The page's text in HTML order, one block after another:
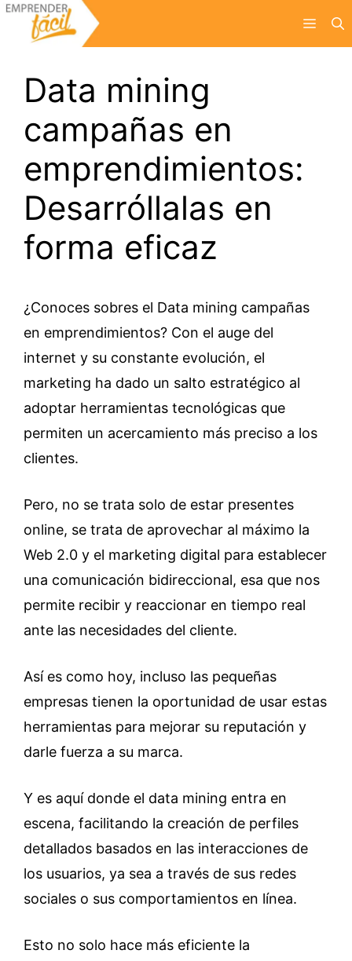
Saltar
Menú
Data mining
campañas en
emprendimientos:
Desarróllalas en
forma eficaz
¿Conoces sobres el Data mining campañas
en emprendimientos? Con el auge del
internet y su constante evolución, el
marketing ha dado un salto estratégico al
adoptar herramientas tecnológicas que
permiten un acercamiento más preciso a los
clientes.
Pero, no se trata solo de estar presentes
online, se trata de aprovechar al máximo la
Web 2.0 y el marketing digital para establecer
una comunicación bidireccional, esa que nos
permite recibir y reaccionar en tiempo real
ante las necesidades del cliente.
Así es como hoy, incluso las pequeñas
empresas tienen la oportunidad de usar estas
herramientas para mejorar su reputación y
darle fuerza a su marca.
Y es aquí donde el data mining entra en
escena, facilitando la creación de perfiles
detallados basados en las interacciones de
los usuarios, ya sea a través de sus redes
sociales o sus comportamientos en línea.
Esto no solo hace más eficiente la